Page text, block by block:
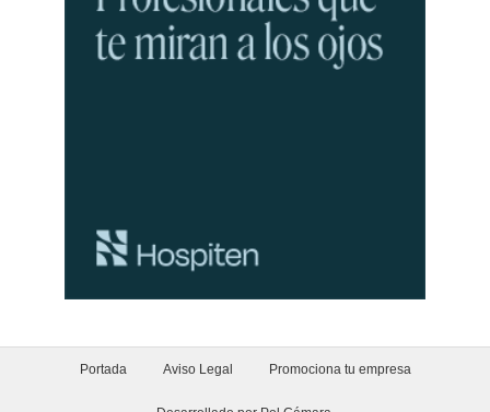
Portada Aviso Legal Promociona tu empresa